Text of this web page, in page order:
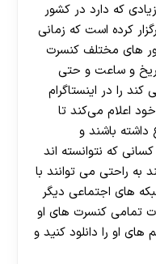
که دارد در کشور
کرده است که زمانی
های مختلف کنسرت
و ساعت و حتی
را در اینستاگرام
اعلام می‌کند تا
داشته باشند و
که نتوانسته اند
به راحتی می‌ توانند با
های اجتماعی دیگر
تمامی کنسرت های او
او را دانلود کنید و